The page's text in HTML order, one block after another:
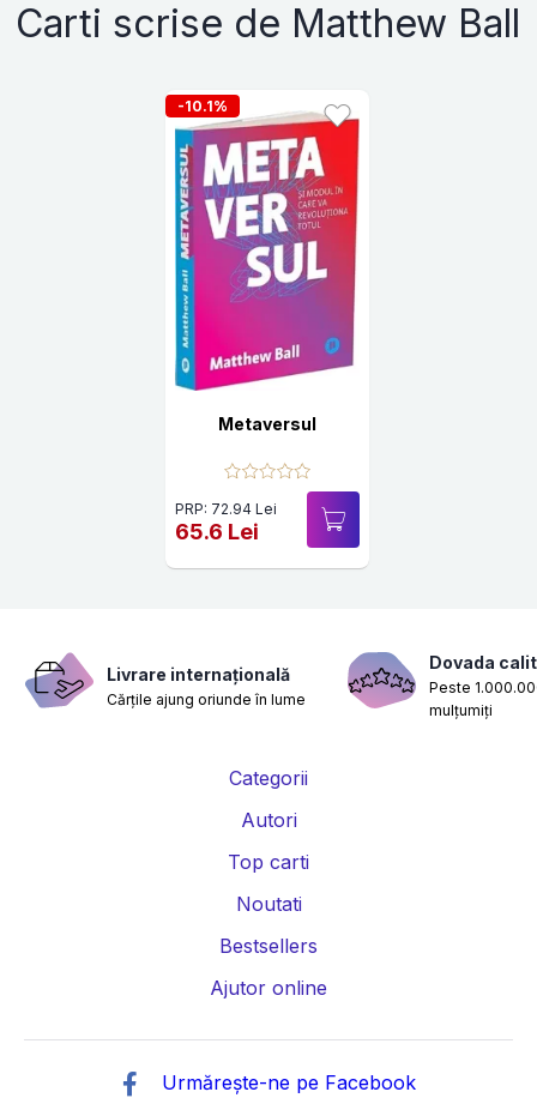
Carti scrise de Matthew Ball
-10.1%
Metaversul
PRP: 72.94 Lei
65.6 Lei
Livrare internațională
Cărțile ajung oriunde în lume
Dovada
Peste
mulțumiți
Categorii
Autori
Top carti
Noutati
Bestsellers
Ajutor online
Urmărește-ne pe Facebook